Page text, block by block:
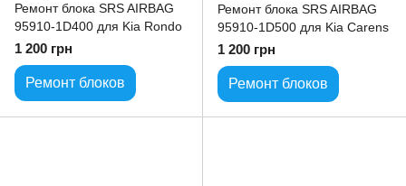
Ремонт блока SRS AIRBAG
95910-1D400 для Kia Rondo
1 200 грн
Ремонт блоков
Ремонт блока SRS AIRBAG
95910-1D500 для Kia Carens
1 200 грн
Ремонт блоков